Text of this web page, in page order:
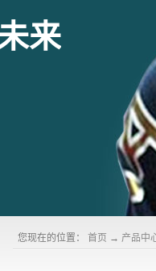
来
您现在的位置： 首页 → 产品中